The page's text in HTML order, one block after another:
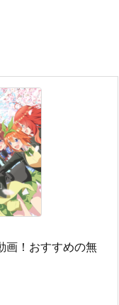
画！おすすめの無